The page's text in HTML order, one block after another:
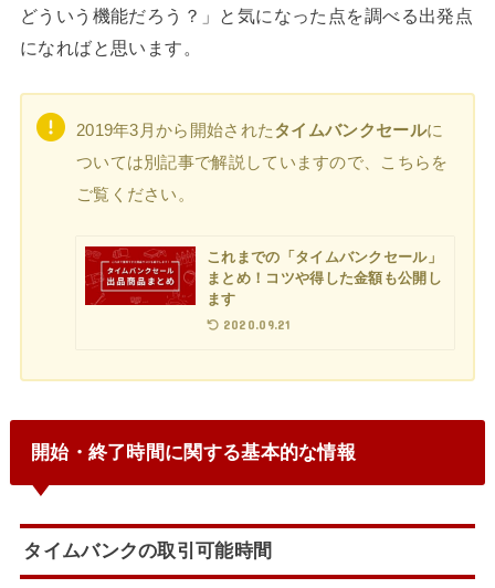
どういう機能だろう？」と気になった点を調べる出発点
になればと思います。
2019年3月から開始されたタイムバンクセールに
ついては別記事で解説していますので、こちらを
ご覧ください。
これまでの「タイムバンクセール」
まとめ！コツや得した金額も公開し
ます
2020.09.21
開始・終了時間に関する基本的な情報
タイムバンクの取引可能時間